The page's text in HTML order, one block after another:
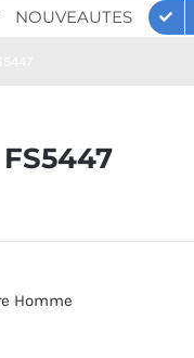
NOUVEAUTES
Homme